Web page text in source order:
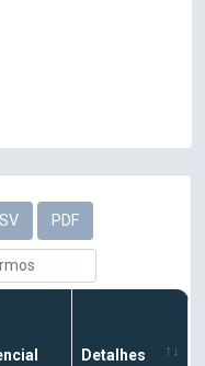
PDF
Detalhes